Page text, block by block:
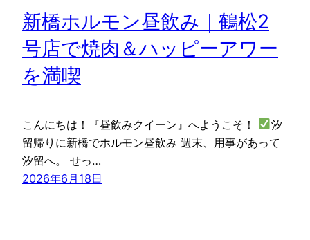
新橋ホルモン昼飲み｜鶴松2
号店で焼肉＆ハッピーアワー
を満喫
こんにちは！『昼飲みクイーン』へようこそ！
汐
留帰りに新橋でホルモン昼飲み 週末、用事があって
汐留へ。 せっ…
2026年6月18日